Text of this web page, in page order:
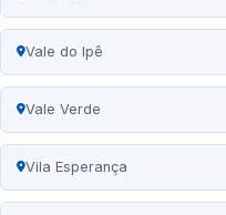
Vale do Ipê
Vale Verde
Vila Esperança